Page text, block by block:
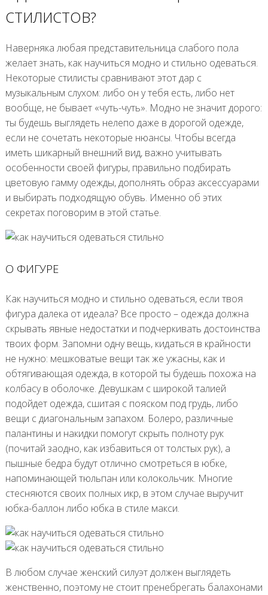
СТИЛИСТОВ?
Наверняка любая представительница слабого пола
желает знать, как научиться модно и стильно одеваться.
Некоторые стилисты сравнивают этот дар с
музыкальным слухом: либо он у тебя есть, либо нет
вообще, не бывает «чуть-чуть». Модно не значит дорого:
ты будешь выглядеть нелепо даже в дорогой одежде,
если не сочетать некоторые нюансы. Чтобы всегда
иметь шикарный внешний вид, важно учитывать
особенности своей фигуры, правильно подбирать
цветовую гамму одежды, дополнять образ аксессуарами
и выбирать подходящую обувь. Именно об этих
секретах поговорим в этой статье.
О ФИГУРЕ
Как научиться модно и стильно одеваться, если твоя
фигура далека от идеала? Все просто – одежда должна
скрывать явные недостатки и подчеркивать достоинства
твоих форм. Запомни одну вещь, кидаться в крайности
не нужно: мешковатые вещи так же ужасны, как и
обтягивающая одежда, в которой ты будешь похожа на
колбасу в оболочке. Девушкам с широкой талией
подойдет одежда, сшитая с пояском под грудь, либо
вещи с диагональным запахом. Болеро, различные
палантины и накидки помогут скрыть полноту рук
(почитай заодно, как избавиться от толстых рук), а
пышные бедра будут отлично смотреться в юбке,
напоминающей тюльпан или колокольчик. Многие
стесняются своих полных икр, в этом случае выручит
юбка-баллон либо юбка в стиле макси.
В любом случае женский силуэт должен выглядеть
женственно, поэтому не стоит пренебрегать балахонами